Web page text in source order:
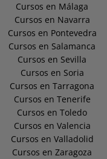
Cursos en Málaga
Cursos en Navarra
Cursos en Pontevedra
Cursos en Salamanca
Cursos en Sevilla
Cursos en Soria
Cursos en Tarragona
Cursos en Tenerife
Cursos en Toledo
Cursos en Valencia
Cursos en Valladolid
Cursos en Zaragoza